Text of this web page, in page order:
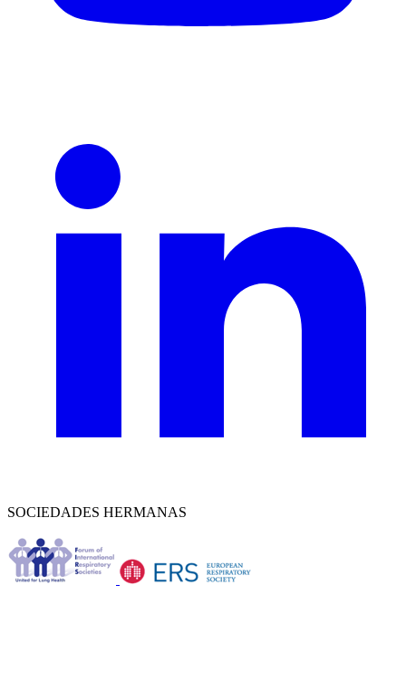
SOCIEDADES HERMANAS